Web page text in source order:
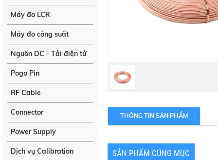
Máy đo LCR
Máy đo công suất
Nguồn DC - Tải điện tử
Pogo Pin
RF Cable
Connector
Power Supply
Dịch vụ Calibration
THÔNG TIN SẢN PHẨM
SẢN PHẨM CÙNG MỤC